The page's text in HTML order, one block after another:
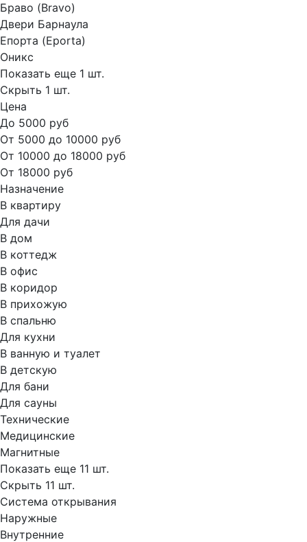
Браво (Bravo)
Двери Барнаула
Епорта (Eporta)
Оникс
Показать еще 1 шт.
Скрыть 1 шт.
Цена
До 5000 руб
От 5000 до 10000 руб
От 10000 до 18000 руб
От 18000 руб
Назначение
В квартиру
Для дачи
В дом
В коттедж
В офис
В коридор
В прихожую
В спальню
Для кухни
В ванную и туалет
В детскую
Для бани
Для сауны
Технические
Медицинские
Магнитные
Показать еще 11 шт.
Скрыть 11 шт.
Система открывания
Наружные
Внутренние